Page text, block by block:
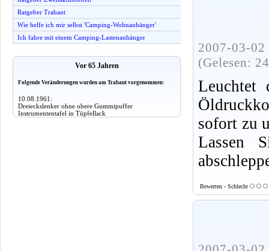
Ratgeber Trabant
Wie helfe ich mir selbst 'Camping-Wohnanhänger'
Ich fahre mit einem Camping-Lastenanhänger
Vor 65 Jahren
Folgende Veränderungen wurden am Trabant vorgenommen:
10.08.1961:
Dreieckslenker ohne obere Gummipuffer
Instrumententafel in Tüpfellack
2007-03-
(Gelesen:
Leuchtet
sofort zu
Lassen
Bewerten - Schlecht